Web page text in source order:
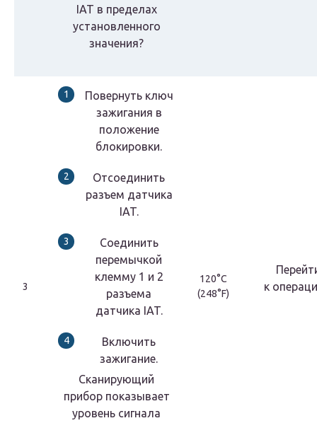
IAT в пределах
установленного
значения?
3
Повернуть ключ
зажигания в
положение
блокировки.
Отсоединить
разъем датчика
IAT.
Соединить
перемычкой
клемму 1 и 2
разъема
датчика IAT.
Включить
зажигание.
Сканирующий
прибор показывает
уровень сигнала
120°С
(248°F)
к